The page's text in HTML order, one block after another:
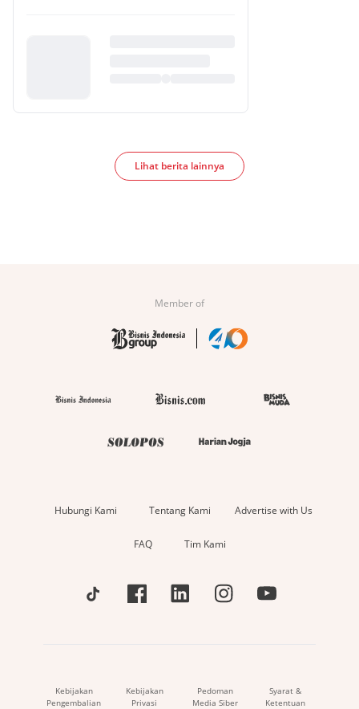
Lihat berita lainnya
Member of
Hubungi Kami Tentang Kami Advertise with Us
FAQ Tim Kami
Kebijakan
Pengembalian
Kebijakan
Privasi
Pedoman
Media Siber
Syarat &
Ketentuan